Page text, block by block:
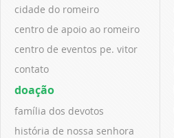
cidade do romeiro
centro de apoio ao romeiro
centro de eventos pe. vitor
contato
doação
família dos devotos
história de nossa senhora